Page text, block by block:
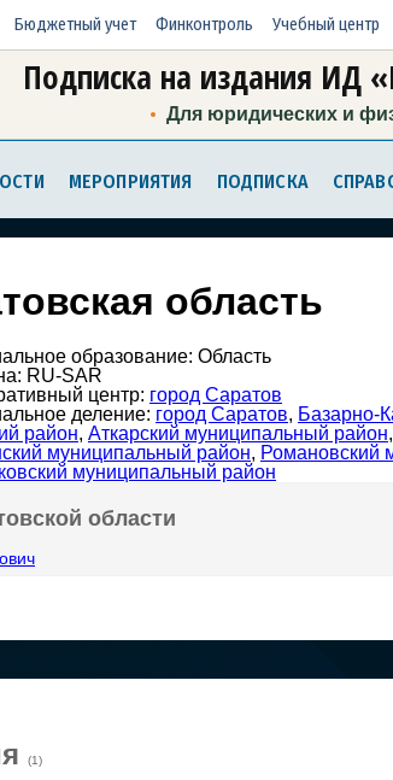
Бюджетный учет Финконтроль Учебный центр
Подписка на издания ИД
Для юридических и
МЕРОПРИЯТИЯ ПОДПИСКА
область
образование: Область
RU-SAR
центр: город Саратов
деление: город Саратов, Базарно-
район, Аткарский муниципальный район,
муниципальный район, Романовский
муниципальный район
области
(1)